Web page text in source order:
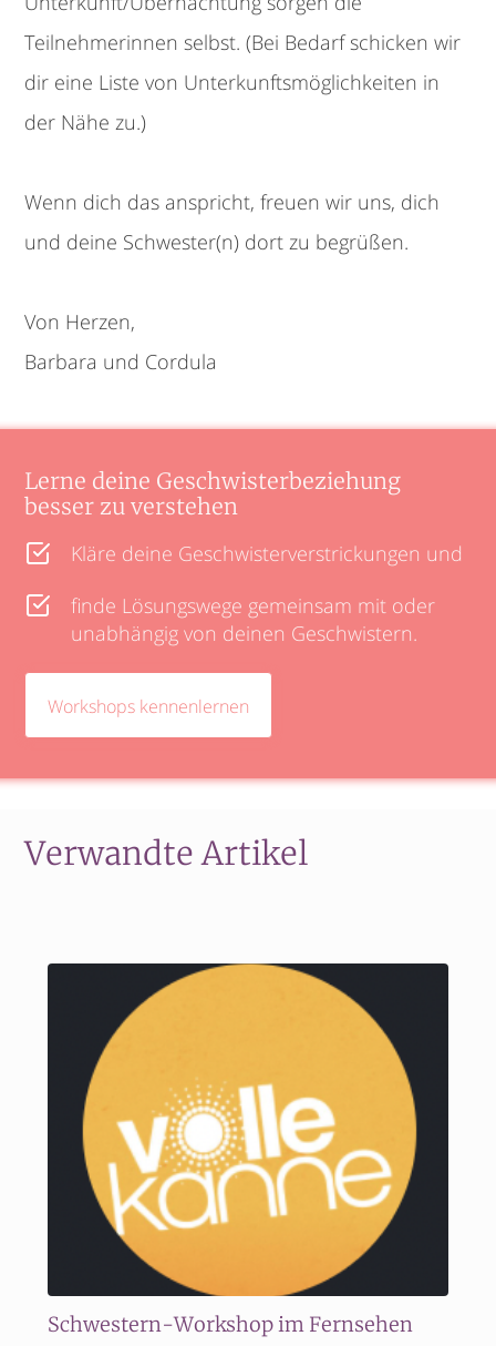
Teilnehmerinnen selbst. (Bei Bedarf schicken wir
dir eine Liste von Unterkunftsmöglichkeiten in
der Nähe zu.)
Wenn dich das anspricht, freuen wir uns, dich
und deine Schwester(n) dort zu begrüßen.
Von Herzen,
Barbara und Cordula
Lerne deine Geschwister­beziehung
besser zu verstehen
Kläre deine Geschwisterverstrickungen und
finde Lösungswege gemeinsam mit oder
unabhängig von deinen Geschwistern.
Workshops kennenlernen
Verwandte Artikel
Schwestern-Workshop im Fernsehen